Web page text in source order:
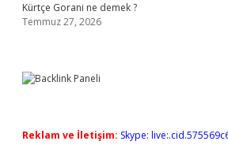
Kürtçe Gorani ne demek ?
Temmuz 27, 2026
Reklam ve İletişim: Skype: